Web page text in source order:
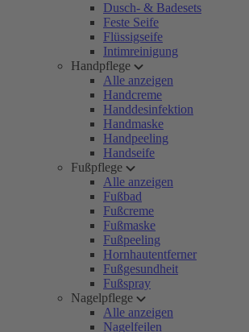
Dusch- & Badesets
Feste Seife
Flüssigseife
Intimreinigung
Handpflege
Alle anzeigen
Handcreme
Handdesinfektion
Handmaske
Handpeeling
Handseife
Fußpflege
Alle anzeigen
Fußbad
Fußcreme
Fußmaske
Fußpeeling
Hornhautentferner
Fußgesundheit
Fußspray
Nagelpflege
Alle anzeigen
Nagelfeilen